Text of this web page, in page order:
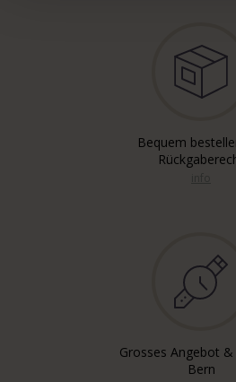
Bequem
Grosses Angebot &
Bern